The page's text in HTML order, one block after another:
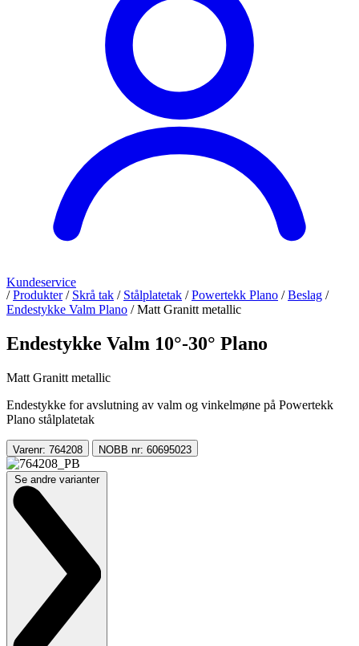
Kundeservice
/ Produkter / Skrå tak / Stålplatetak / Powertekk Plano / Beslag /
Endestykke Valm Plano / Matt Granitt metallic
Endestykke Valm 10°-30° Plano
Matt Granitt metallic
Endestykke for avslutning av valm og vinkelmøne på Powertekk
Plano stålplatetak
Varenr: 764208 NOBB nr: 60695023
Se andre varianter